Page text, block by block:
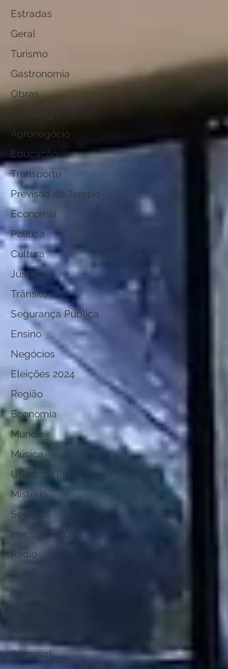
Estradas
Geral
Turismo
Gastronomia
Obras
Agronegócio
Educação
Transporte
Previsão do Tempo
Economia
Política
Cultura
Justiça
Trânsito
Segurança Pública
Ensino
Negócios
Eleições 2024
Região
Economia
Mundo
Música
Utilidade Pública
Mistério
Serviços
Investimentos
Rádio
Rural
Fiscalização
Obras
Carnaval